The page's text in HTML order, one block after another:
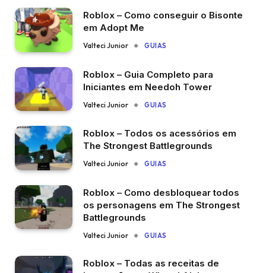
Roblox – Como conseguir o Bisonte
em Adopt Me
Valteci Junior GUIAS
Roblox – Guia Completo para
Iniciantes em Needoh Tower
Valteci Junior GUIAS
Roblox – Todos os acessórios em
The Strongest Battlegrounds
Valteci Junior GUIAS
Roblox – Como desbloquear todos
os personagens em The Strongest
Battlegrounds
Valteci Junior GUIAS
Roblox – Todas as receitas de